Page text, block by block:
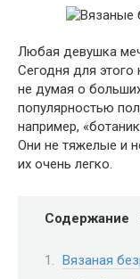
Любая девушка
Сегодня для этого
не думая о
популярностью
например,
Они не тяжелые и
их очень легко.
Содержание
Вязаная